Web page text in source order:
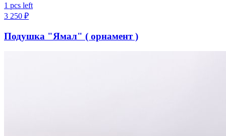
1 pcs left
3 250 ₽
Подушка "Ямал" ( орнамент )